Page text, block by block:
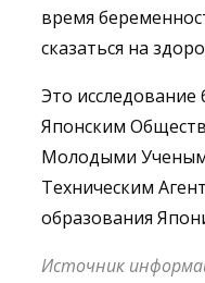
время
сказаться на
Это
Японским
Молодыми
Техническим
образования
Источник